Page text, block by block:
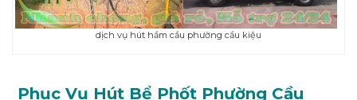
dịch vụ hút hầm cầu phường cầu kiệu
Phục Vụ Hút Bể Phốt Phường Cầu